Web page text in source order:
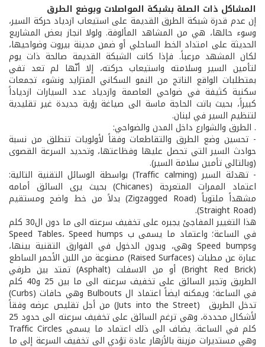
المشاكل ذات الصلة بشبكة المواصلات وبوضع الطرق
إن عدم قدرة شبكة الطرق القديمة على استيعاب ازدياد حركة السير،
وسوء حالها، هي من المشاهد المألوفة. ولولا انجاز بعض المشاريع
الحديثة على امتداد الخط الساحلي أو ضمن مدينة بيروت وضواحيها،
لكان المشهد مرعباً. فإذا كانت الشبكة القديمة صالحة ذات يوم
لتأمين السير وسلامته واستيعاب حركته، إلا أنّها لم تعد تفي
بمتطلبات الواقع الناتج من النمو السكاني المتزايد ونشوء تجمعات
سكنية كثيفة في ضواحي العاصمة وازدياد عدد السيارات ازدياداً
كبيراً، بحيث باتت الحاجة ماسة الى صياغة رؤية جديدة غير تقليدية
لتنظيم السير في لبنان.
. الطرق والشوارع داخل المدن والضواحي:
- تحسين وضع الطرق والتقاطعات وفقاً لأولويات تنطلق من نسبة
حوادث السير التي تحصل عليها وفظاعتها، وتحديد السرعة القصوى
(وبالتالي تأمين سلامة السير).
- تهدئة السير (Traffic calming) بواسطة الوسائل التقنية التالية:
اعتماد الممرات المتعرجة (Chicanes) بحيث يرى السائق أمامه
مشهداً ملتوياً (Zigzagged Road) بدلاً من خط واضح ومستقيم
(Straight Road).
هذا التغيير المفاجئ يجبره على تخفيف سرعته الى ما دون ال30 كلم
في الساعة؛ واعتماد ما يسمى ب Speed Tables، Speed humps
وSpeed bumps وهي، وبدون الدخول في الفوارق التقنية بينها،
عبارة عن مطبات (Raised Surfaces) مصنوعة من اللبن الأحمر الساطع
(Bright Red Brick) أو من الاسفلت (Asphalt) تمتد بين طرفي
الطريق وتجبر السائق على تخفيف سرعته الى ما بين 25 و40 كلم
في الساعة؛ ويمكنه ايضاً اعتماد ال Bulbouts وهي حافات (Curbs)
تدخل الطريق (Juts into the Street) من أجل تقليص عرضه وفقاً
لأشكال محددة، وهي ترغم السائق على تخفيف سرعته الى حدود 25
كلم في الساعة. يضاف الى ذلك اعتماد ما يسمى Traffic Circles
وهي مستديرات مزينة بالأزهار عادة تؤدي الى تخفيف السرعة إلى ما